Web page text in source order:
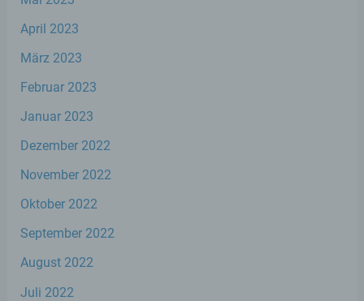
April 2023
März 2023
Februar 2023
Januar 2023
Dezember 2022
November 2022
Oktober 2022
September 2022
August 2022
Juli 2022
betroffenen Person zugeordnet werden
können, sofern diese zusätzlichen
Informationen gesondert aufbewahrt
werden und technischen und
die gewährleisten, dass die
identifizierten oder identifizierbaren
g) Verantwortlicher oder für die
Verarbeitung Verantwortlicher
Verantwortlicher oder für die Verarbeitung